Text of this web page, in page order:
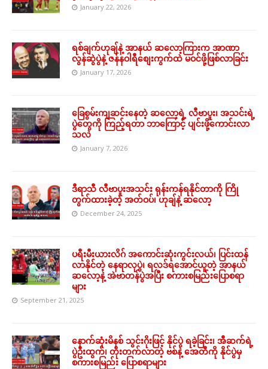
January 22, 2026
ရစ်ချက်ဟုချ်နဲ့ အာနယ် ဆလော့ကြားက အာဏာ
လွန်ဆွဲပွဲနဲ့ ဇန်နဝါရီစျေးကွက်ထဲ မဝင်ဖို့ဖြစ်လာခြင်း
January 17, 2026
ခြေစွမ်းကျဆင်းနေတဲ့ ဆလော့ရဲ့ လီဗာပူး၊ အသင်းရဲ့
ပွဲတွေကို ကြည့်ရတာ ဘာကြောင့် ပျင်းဖို့ကောင်းလာ
သလဲ
January 7, 2026
ဒီရာသီ လီဗာပူးအသင်း ရုန်းကန်ရနိုင်တာကို ကြို
တွက်ထားခဲ့တဲ့ အတ်ဝပ်၊ ဟုချ်နဲ့ ဆလော့
December 24, 2025
ပရီးမီးယားလိဂ် အကောင်းဆုံးကွင်းလယ်၊ ပြင်းထန်
လာနိုင်တဲ့ နေရာလုပွဲ၊ ရလဒ်ရအောင်ယူတဲ့ အာနယ်
ဆလော့နဲ့ အဲဗာတန်ပွဲအပြီး စကားစမြည်းပြောစရာ
များ
September 21, 2025
နောက်ဆုံးမိနစ် သွင်းဂိုးဖြင့် နိုင်ပွဲ ရခဲ့ခြင်း၊ အီဆက်ရဲ့
ပွဲဦးထွက်၊ တိုးတက်လာတဲ့ ဗစ်နဲ့ အေတီကို နိုင်ပွဲမှ
စကားစမြည်း ပြောစရာများ